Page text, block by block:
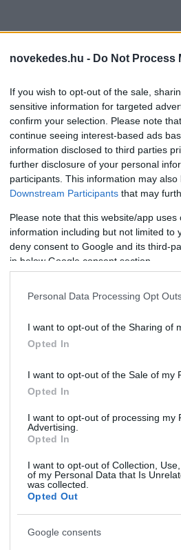
novekedes.hu - Do Not Process
If you wish to opt-out of the sale,
sensitive information for targeted
confirm your selection. Please note
continue seeing interest-based ads
information disclosed to third parties
further disclosure of your personal
participants. This information may
Downstream Participants that may
Please note that this website/app
information including but not limited to
deny consent to Google and its third-
in below Google consent section.
Personal Data Processing Opt
I want to opt-out of the Sharing of
Opted In
I want to opt-out of the Sale of my
Opted In
I want to opt-out of processing my
Advertising.
Opted In
I want to opt-out of Collection,
of my Personal Data that Is
was collected.
Opted Out
Google consents